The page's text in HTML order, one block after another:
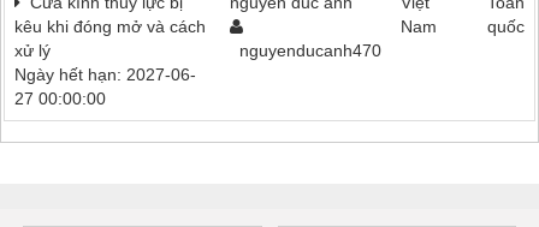
kêu khi đóng mở và cách
xử lý
Ngày hết hạn: 2027-06-
27 00:00:00
nguyenducanh470
Nam
quốc